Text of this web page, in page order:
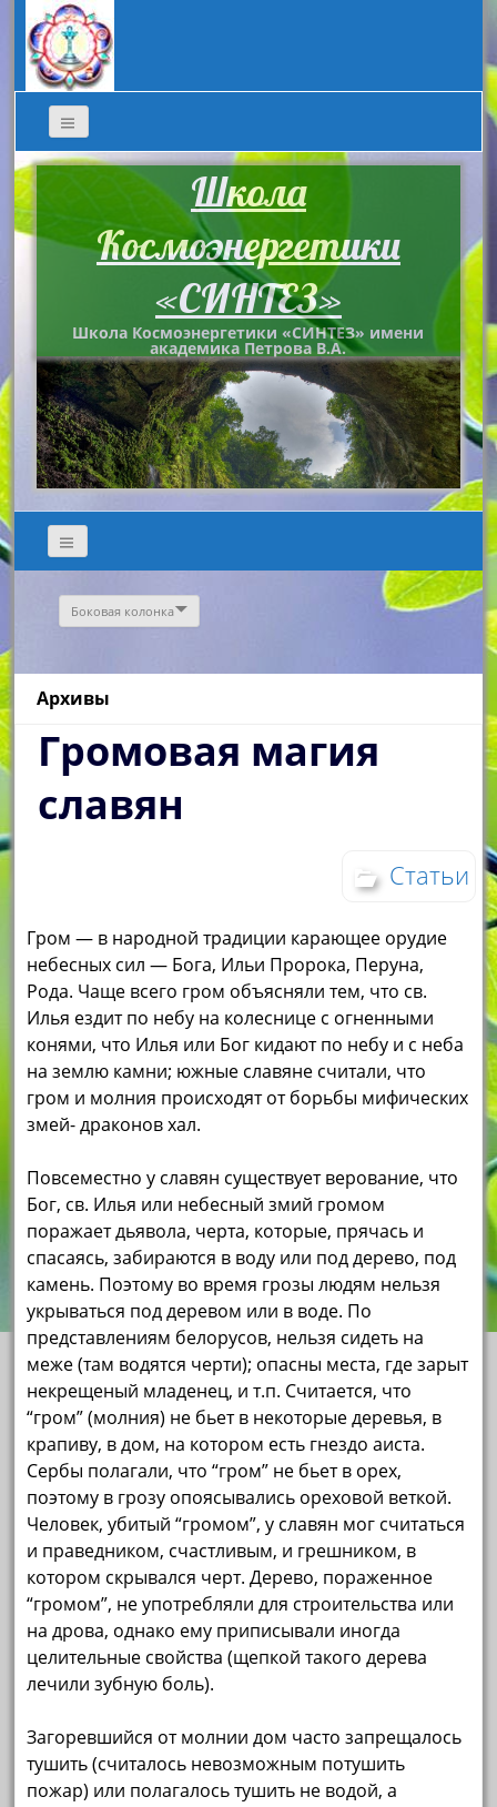
Школа
Космоэнергетики
«СИНТЕЗ»
Школа Космоэнергетики «СИНТЕЗ» имени
академика Петрова В.А.
Боковая колонка
Архивы
Громовая магия
славян
Статьи
Гром — в народной традиции карающее орудие
небесных сил — Бога, Ильи Пророка, Перуна,
Рода. Чаще всего гром объясняли тем, что св.
Илья ездит по небу на колеснице с огненными
конями, что Илья или Бог кидают по небу и с неба
на землю камни; южные славяне считали, что
гром и молния происходят от борьбы мифических
змей- драконов хал.
Повсеместно у славян существует верование, что
Бог, св. Илья или небесный змий громом
поражает дьявола, черта, которые, прячась и
спасаясь, забираются в воду или под дерево, под
камень. Поэтому во время грозы людям нельзя
укрываться под деревом или в воде. По
представлениям белорусов, нельзя сидеть на
меже (там водятся черти); опасны места, где зарыт
некрещеный младенец, и т.п. Считается, что
“гром” (молния) не бьет в некоторые деревья, в
крапиву, в дом, на котором есть гнездо аиста.
Сербы полагали, что “гром” не бьет в орех,
поэтому в грозу опоясывались ореховой веткой.
Человек, убитый “громом”, у славян мог считаться
и праведником, счастливым, и грешником, в
котором скрывался черт. Дерево, пораженное
“громом”, не употребляли для строительства или
на дрова, однако ему приписывали иногда
целительные свойства (щепкой такого дерева
лечили зубную боль).
Загоревшийся от молнии дом часто запрещалось
тушить (считалось невозможным потушить
пожар) или полагалось тушить не водой, а